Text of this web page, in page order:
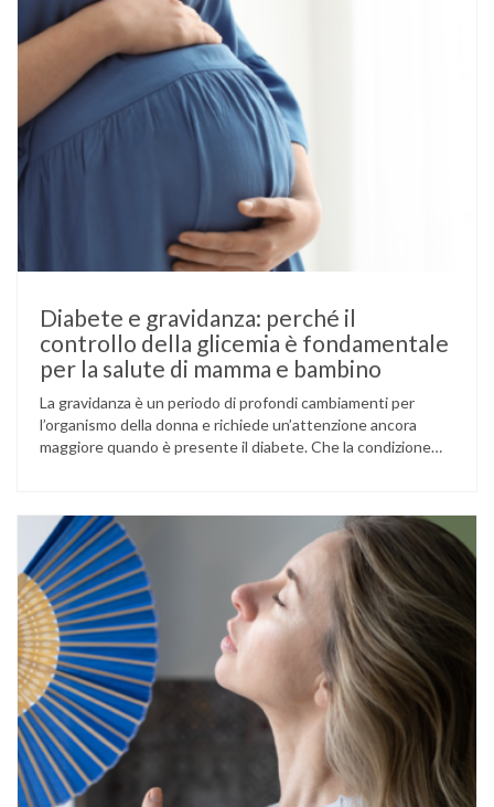
Diabete e gravidanza: perché il
controllo della glicemia è fondamentale
per la salute di mamma e bambino
La gravidanza è un periodo di profondi cambiamenti per
l’organismo della donna e richiede un’attenzione ancora
maggiore quando è presente il diabete. Che la condizione
volta durante la gestazione (diabete gestazionale),
mantenere …